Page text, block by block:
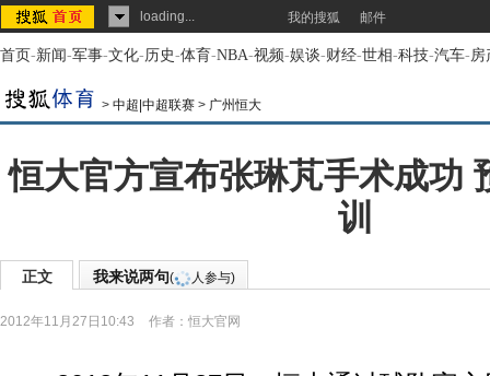
loading... 我的搜狐 邮件
首页-新闻-军事-文化-历史-体育-NBA-视频-娱谈-财经-世相-科技-汽车-房
> 中超|中超联赛 > 广州恒大
恒大官方宣布张琳芃手术成功
训
正文 我来说两句( 人参与)
2012年11月27日10:43 作者：恒大官网